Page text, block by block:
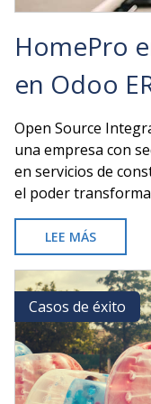
HomePro
en Odoo
Open Source
una empresa con
en servicios de
el poder
LEE MÁS
HOMEPRO
SU
HOGAR
EN
ODOO
ERP
Casos de éxito
Casos de éxito